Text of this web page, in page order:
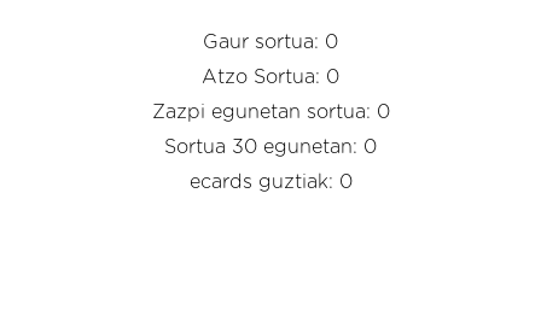
Gaur sortua: 0
Atzo Sortua: 0
Zazpi egunetan sortua: 0
Sortua 30 egunetan: 0
ecards guztiak: 0